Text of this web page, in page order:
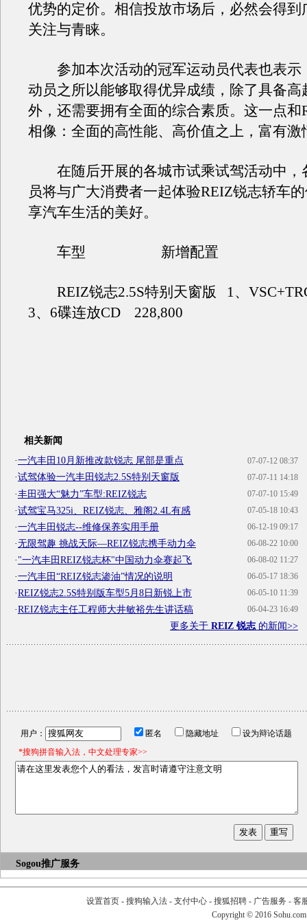
优势的定价。相信投放市场后，必然会得到
关注与青睐。
参加本次活动的冠军运动员代表也表示
动员之所以能够取得优异成绩，除了具备高
外，还需要拥有全面的综合素质。这一点和
相像：全面的高性能、高价值之上，富有激
在随后开展的各城市试乘试驾活动中，
员将与广大消费者一起体验REIZ锐志轿车
享汽车生活的美好。
车型 新增配置
REIZ锐志2.5S特别天窗版 1、
3、6碟连放CD 228,800
相关新闻
07-07-12 08:37
·一汽丰田10月新推改款锐志 尾部是重点
07-07-11 14:18
·试驾体验一汽丰田锐志2.5S特别天窗版
07-07-10 15:49
·丰田强大“魅力”车型:REIZ锐志
07-05-18 10:43
·试驾宝马325i、REIZ锐志、雅阁2.4L有感
06-12-19 09:17
·一汽丰田锐志--维修保养实用手册
06-08-22 10:00
·无限驾趣 挑战天际—REIZ锐志携手动力伞
06-08-02 11:27
·"一汽丰田REIZ锐志杯"中国动力伞赛起飞
06-05-17 18:36
·一汽丰田“REIZ锐志渗油”情况的说明
06-05-10 11:39
·REIZ锐志2.5S特别版车型5月8日新锐上市
06-04-23 16:49
·REIZ锐志主任工程师大井敏裕先生讲话稿
更多关于 REIZ 锐志 的新闻>>
用户： 匿名 隐藏地址
设为辩论话题
*搜狗拼音输入法，中文处理专家>>
Sogou推广服务
设置首页- 搜狗输入法- 支付中心- 搜狐招聘- 广告服务 - 客
Copyright © 2016